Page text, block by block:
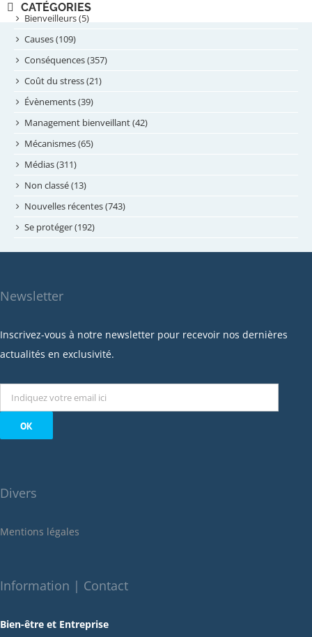
septembre 2024
août 2024
juillet 2024
juin 2024
mai 2024
avril 2024
février 2024
janvier 2024
novembre 2023
octobre 2023
septembre 2023
mars 2023
janvier 2023
décembre 2022
octobre 2022
septembre 2022
août 2022
mai 2022
décembre 2021
octobre 2021
juillet 2021
CATÉGORIES
Bienveilleurs (5)
Causes (109)
Conséquences (357)
Coût du stress (21)
Évènements (39)
Management bienveillant (42)
Mécanismes (65)
Médias (311)
Non classé (13)
Nouvelles récentes (743)
Se protéger (192)
Newsletter
Inscrivez-vous à notre newsletter pour recevoir nos dernières
actualités en exclusivité.
Divers
Mentions légales
Information | Contact
Bien-être et Entreprise